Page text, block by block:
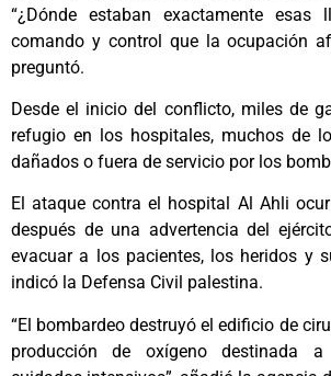
“¿Dónde estaban exactamente esas
comando y control que la ocupación
preguntó.
Desde el inicio del conflicto, miles de
refugio en los hospitales, muchos de
dañados o fuera de servicio por los
El ataque contra el hospital Al Ahli
después de una advertencia del
evacuar a los pacientes, los heridos y
indicó la Defensa Civil palestina.
“El bombardeo destruyó el edificio de
producción de oxígeno destinada